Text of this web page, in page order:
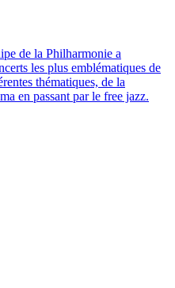
de la Philharmonie a
les plus emblématiques de
thématiques, de la
en passant par le free jazz.